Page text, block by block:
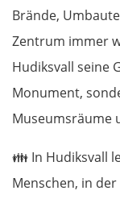
Brände,
Zentrum immer
Hudiksvall seine
Monument,
Museumsräume
👪 In Hudiksvall
Menschen, in
Wyszków
Warschau
Żyrardów